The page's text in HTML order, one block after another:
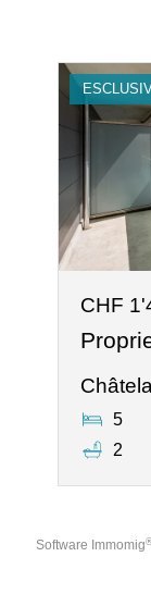
CHF
5
2
Software Immomig